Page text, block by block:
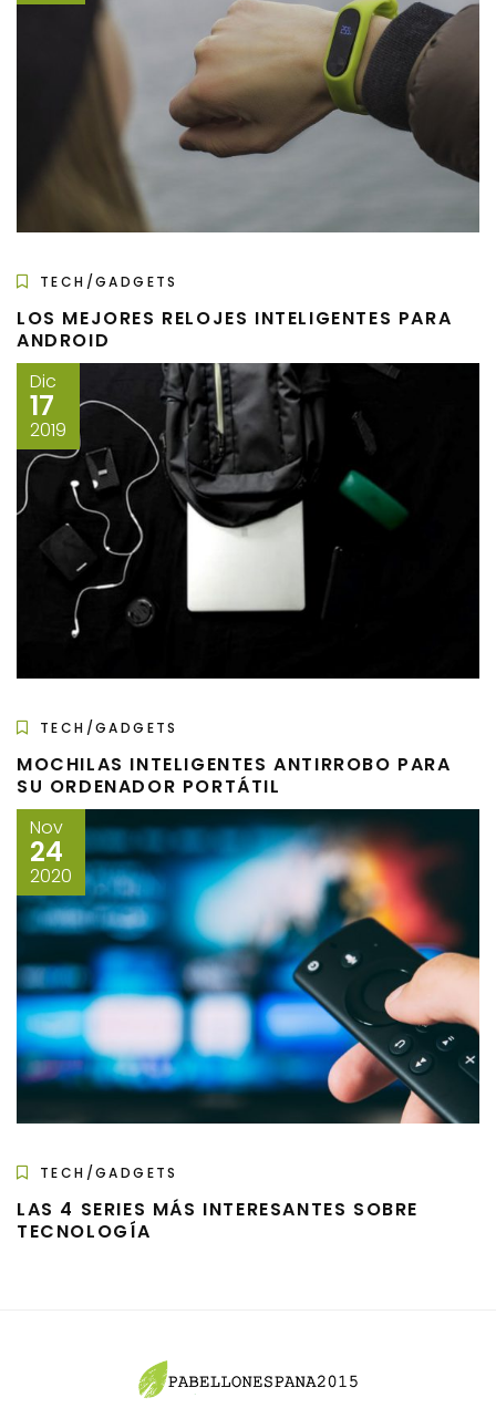
TECH/GADGETS
LOS MEJORES RELOJES INTELIGENTES PARA
ANDROID
Dic
17
2019
TECH/GADGETS
MOCHILAS INTELIGENTES ANTIRROBO PARA
SU ORDENADOR PORTÁTIL
Nov
24
2020
TECH/GADGETS
LAS 4 SERIES MÁS INTERESANTES SOBRE
TECNOLOGÍA